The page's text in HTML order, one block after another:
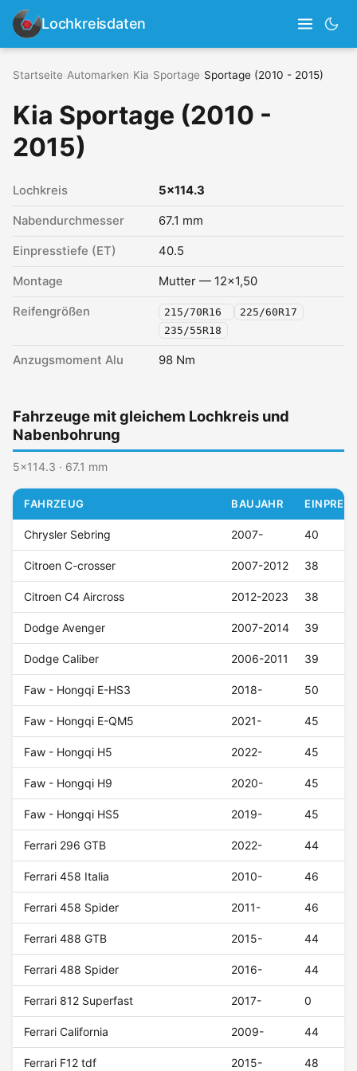
Lochkreisdaten
Startseite Automarken Kia Sportage Sportage (2010 - 2015)
Kia Sportage (2010 -
2015)
Lochkreis 5x114.3
Nabendurchmesser 67.1 mm
Einpresstiefe (ET) 40.5
Montage Mutter — 12x1,50
Reifengrößen 215/70R16
225/60R17
235/55R18
Anzugsmoment Alu 98 Nm
Fahrzeuge mit gleichem Lochkreis und
Nabenbohrung
5x114.3 · 67.1 mm
FAHRZEUG BAUJAHR
Chrysler Sebring 2007- 40
Citroen C-crosser 2007-2012 38
Citroen C4 Aircross 2012-2023 38
Dodge Avenger 2007-2014 39
Dodge Caliber 2006-2011 39
Faw - Hongqi E-HS3 2018- 50
Faw - Hongqi E-QM5 2021- 45
Faw - Hongqi H5 2022- 45
Faw - Hongqi H9 2020- 45
Faw - Hongqi HS5 2019- 45
Ferrari 296 GTB 2022- 44
Ferrari 458 Italia 2010- 46
Ferrari 458 Spider 2011- 46
Ferrari 488 GTB 2015- 44
Ferrari 488 Spider 2016- 44
Ferrari 812 Superfast 2017- 0
Ferrari California 2009- 44
Ferrari F12 tdf 2015- 48